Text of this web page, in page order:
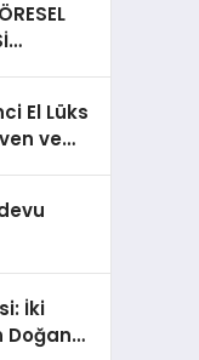
El Lüks
ve
İki
Doğan